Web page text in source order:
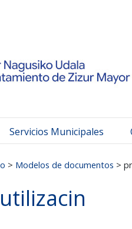
Servicios Municipales
> Modelos de documentos >